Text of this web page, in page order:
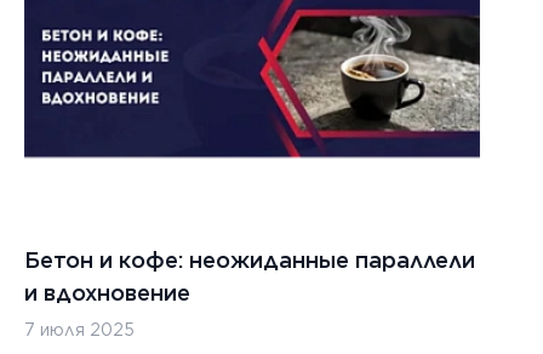
Бетон и кофе: неожиданные параллели
и вдохновение
7 июля 2025